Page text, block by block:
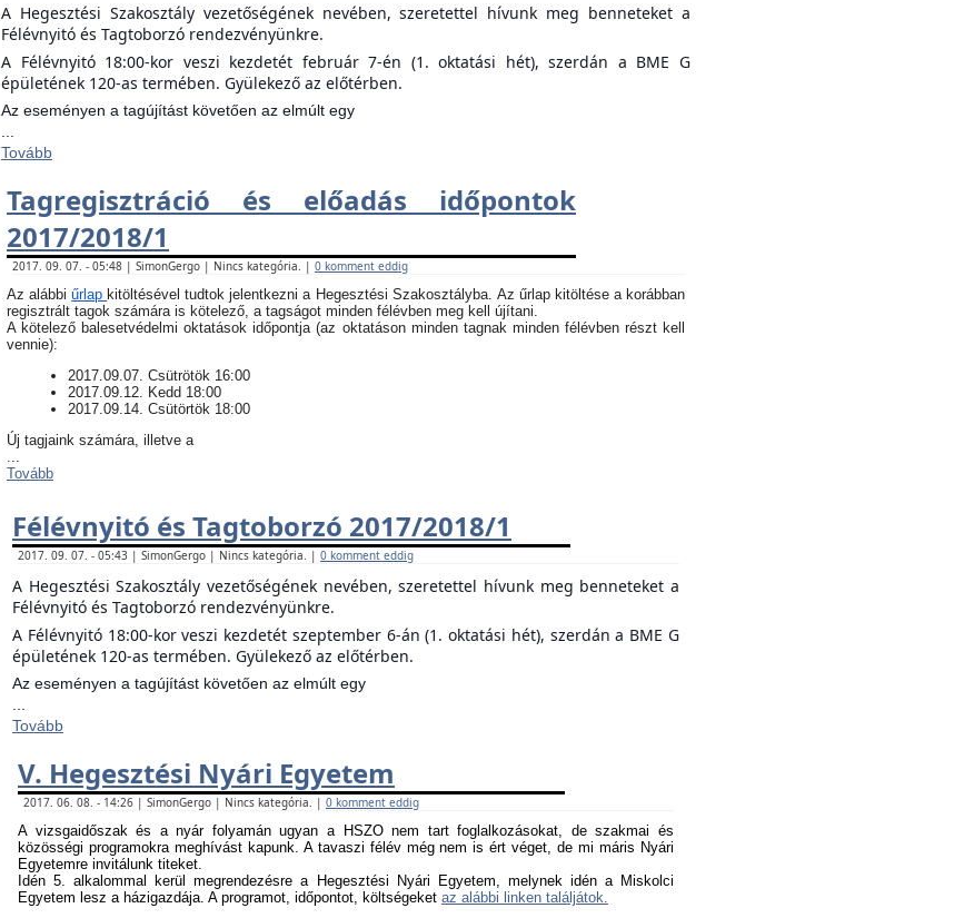
A Hegesztési Szakosztály vezetőségének nevében, szeretettel hívunk meg benneteket a
Félévnyitó és Tagtoborzó rendezvényünkre.
A Félévnyitó 18:00-kor veszi kezdetét február 7-én (1. oktatási hét), szerdán a BME G
épületének 120-as termében. Gyülekező az előtérben.
Az eseményen a tagújítást követően az elmúlt egy
Tovább
Tagregisztráció és előadás időpontok
2017/2018/1
2017. 09. 07. - 05:48 | SimonGergo | Nincs kategória. | 0 komment eddig
Az alábbiűrlapkitöltésével tudtok jelentkezni a Hegesztési Szakosztályba. Az űrlap kitöltése a korábban
regisztrált tagok számára is kötelező, a tagságot minden félévben meg kell újítani.
​A kötelező balesetvédelmi oktatások időpontja (az oktatáson minden tagnak minden félévben részt kell
vennie):
​2017.09.07. Csütrötök 16:00
2017.09.12. Kedd 18:00
2017.09.14. Csütörtök 18:00
Új tagjaink számára, illetve a
Tovább
Félévnyitó és Tagtoborzó 2017/2018/1
2017. 09. 07. - 05:43 | SimonGergo | Nincs kategória. | 0 komment eddig
A Hegesztési Szakosztály vezetőségének nevében, szeretettel hívunk meg benneteket a
Félévnyitó és Tagtoborzó rendezvényünkre.
A Félévnyitó 18:00-kor veszi kezdetét szeptember 6-án (1. oktatási hét), szerdán a BME G
épületének 120-as termében. Gyülekező az előtérben.
Az eseményen a tagújítást követően az elmúlt egy
Tovább
V. Hegesztési Nyári Egyetem
2017. 06. 08. - 14:26 | SimonGergo | Nincs kategória. | 0 komment eddig
A vizsgaidőszak és a nyár folyamán ugyan a HSZO nem tart foglalkozásokat, de szakmai és
közösségi programokra meghívást kapunk. A tavaszi félév még nem is ért véget, de mi máris Nyári
Egyetemre invitálunk titeket.
Idén 5. alkalommal kerül megrendezésre a Hegesztési Nyári Egyetem, melynek idén a Miskolci
Egyetem lesz a házigazdája. A programot, időpontot, költségeket az alábbi linken találjátok.